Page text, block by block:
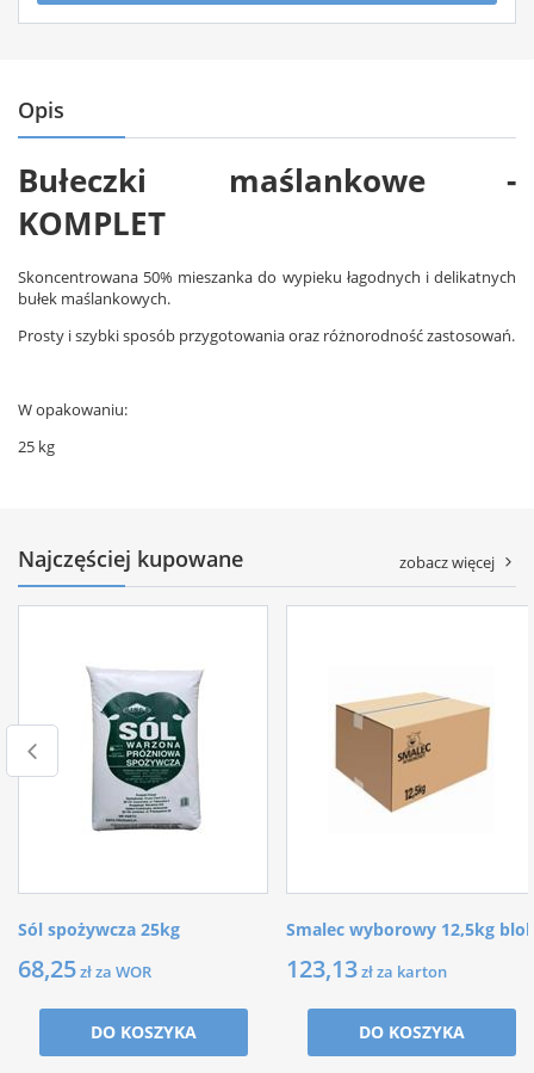
Opis
Bułeczki maślankowe -
KOMPLET
Skoncentrowana 50% mieszanka do wypieku łagodnych i delikatnych
bułek maślankowych.
Prosty i szybki sposób przygotowania oraz różnorodność zastosowań.
W opakowaniu:
25 kg
Najczęściej kupowane zobacz więcej
Sól spożywcza 25kg
68,25zł za WOR
DO KOSZYKA
Smalec wyborowy 12,5kg
123,13zł za karton
DO KOSZYKA